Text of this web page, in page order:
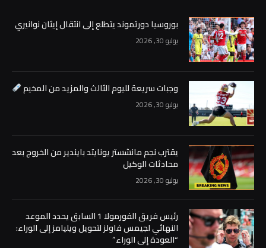
بوروسيا دورتموند يتطلع إلى انتقال إيثان نوانيري
يوليو 30, 2026
وجبات سريعة لليوم الثالث والمزيد من المخيم
يوليو 30, 2026
يقترب نجم مانشستر يونايتد بايندير من الخروج بعد
محادثات الوكيل
يوليو 30, 2026
رئيس فريق الفورمولا 1 السابق يحدد الموعد
النهائي لجيمس فاولز لتحويل ويليامز إلى الوراء:
“العودة إلى الوراء”